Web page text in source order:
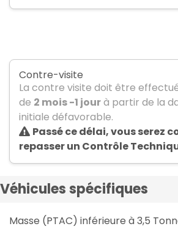
Contre-visite
La contre visite doit être
de 2 mois -1 jourà partir de la
initiale défavorable.
Passé ce délai, vous serez
repasser un Contrôle
Véhicules spécifiques
Masse (PTAC) inférieure à 3,5